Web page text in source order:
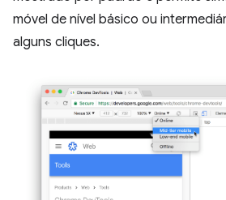
móvel de nível básico ou
alguns cliques.